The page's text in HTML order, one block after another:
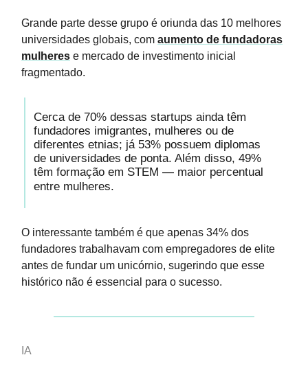
Grande parte desse grupo é oriunda das 10 melhores
universidades globais, com aumento de fundadoras
mulheres e mercado de investimento inicial
fragmentado.
Cerca de 70% dessas startups ainda têm
fundadores imigrantes, mulheres ou de
diferentes etnias; já 53% possuem diplomas
de universidades de ponta. Além disso, 49%
têm formação em STEM — maior percentual
entre mulheres.
O interessante também é que apenas 34% dos
fundadores trabalhavam com empregadores de elite
antes de fundar um unicórnio, sugerindo que esse
histórico não é essencial para o sucesso.
IA